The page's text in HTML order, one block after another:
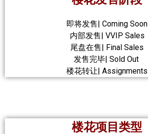
即将发售| Coming Soon
内部发售| VVIP Sales
尾盘在售| Final Sales
发售完毕| Sold Out
楼花转让| Assignments
楼花项目类型